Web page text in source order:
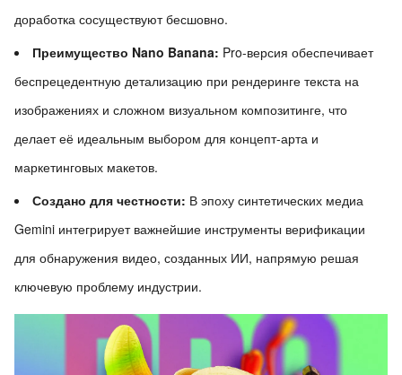
доработка сосуществуют бесшовно.
Преимущество Nano Banana: Pro-версия обеспечивает
беспрецедентную детализацию при рендеринге текста на
изображениях и сложном визуальном композитинге, что
делает её идеальным выбором для концепт-арта и
маркетинговых макетов.
Создано для честности: В эпоху синтетических медиа
Gemini интегрирует важнейшие инструменты верификации
для обнаружения видео, созданных ИИ, напрямую решая
ключевую проблему индустрии.